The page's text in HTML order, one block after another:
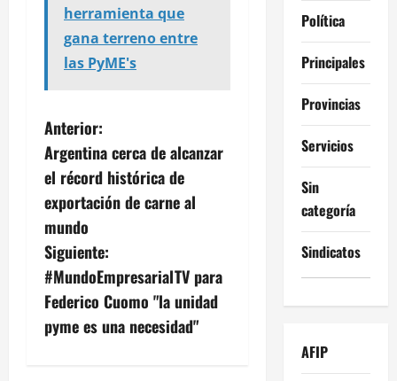
herramienta que
gana terreno entre
las PyME's
N
a
v
e
g
a
Anterior:
Argentina cerca de alcanzar
el récord histórica de
exportación de carne al
mundo
Siguiente:
#MundoEmpresarialTV para
Federico Cuomo "la unidad
pyme es una necesidad"
Política
Principales
Provincias
Servicios
Sin
categoría
Sindicatos
AFIP